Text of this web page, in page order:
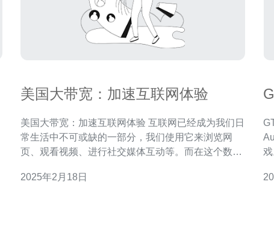
美国大带宽：加速互联网体验
美国大带宽：加速互联网体验 互联网已经成为我们日
常生活中不可或缺的一部分，我们使用它来浏览网
页、观看视频、进行社交媒体互动等。而在这个数字
要。美国作为世界上最发达的国家之一，在互联网基
2025年2月18日